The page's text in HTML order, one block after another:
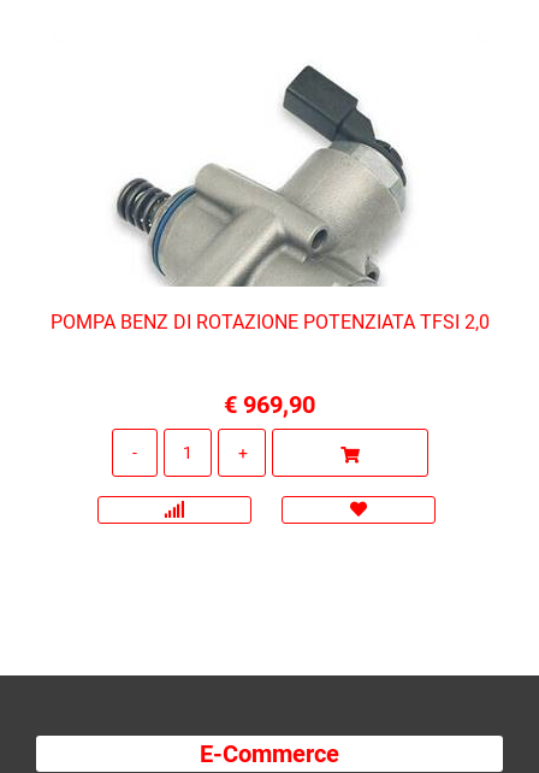
POMPA BENZ DI ROTAZIONE POTENZIATA TFSI 2,0
€ 969,90
E-Commerce